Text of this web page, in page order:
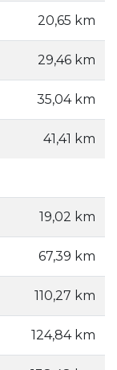
20,65 km
29,46 km
35,04 km
41,41 km
19,02 km
67,39 km
110,27 km
124,84 km